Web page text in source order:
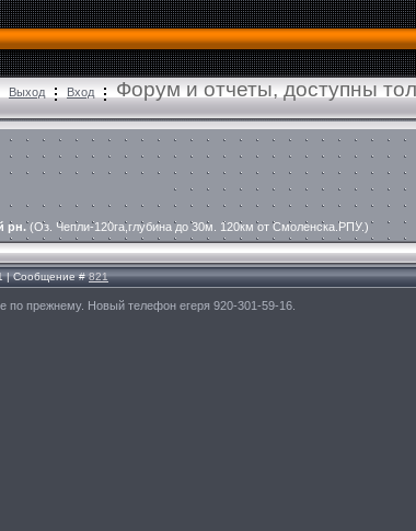
Выход Вход
Форум и отчеты, доступны
рн. (Оз. Чепли-120га,глубина до 30м. 120км от Смоленска.РПУ.)
| Сообщение #821
по прежнему. Новый телефон егеря 920-301-59-16.